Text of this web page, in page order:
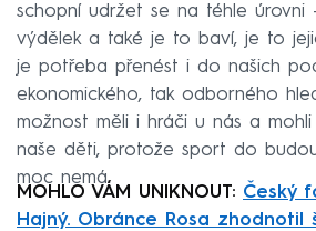
schopní udržet se na téhle úrovni
výdělek a také je to baví, je to
je potřeba přenést i do našich
ekonomického, tak odborného
možnost měli i hráči u nás a
naše děti, protože sport do
moc nemá.
MOHLO VÁM UNIKNOUT: Český
Hajný. Obránce Rosa zhodnotil